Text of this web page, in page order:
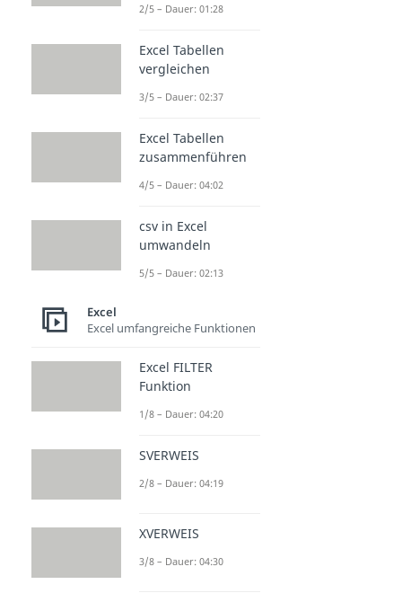
2/5 – Dauer: 01:28
Excel Tabellen
vergleichen
3/5 – Dauer: 02:37
Excel Tabellen
zusammenführen
4/5 – Dauer: 04:02
csv in Excel
umwandeln
5/5 – Dauer: 02:13
Excel
Excel umfangreiche Funktionen
Excel FILTER
Funktion
1/8 – Dauer: 04:20
SVERWEIS
2/8 – Dauer: 04:19
XVERWEIS
3/8 – Dauer: 04:30